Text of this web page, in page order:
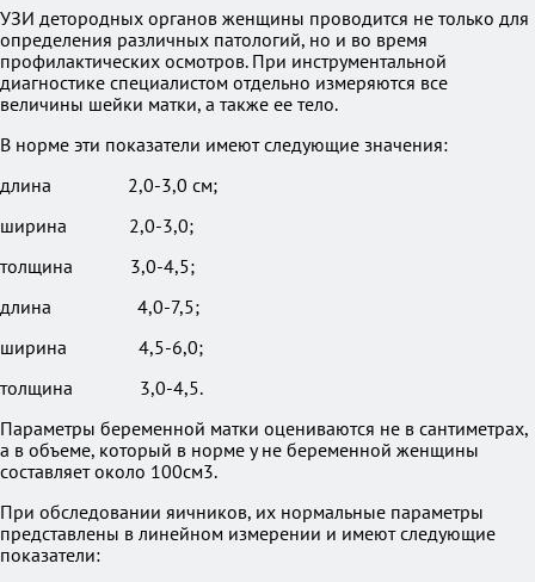
УЗИ детородных органов женщины проводится не только для
определения различных патологий, но и во время
профилактических осмотров. При инструментальной
диагностике специалистом отдельно измеряются все
величины шейки матки, а также ее тело.
В норме эти показатели имеют следующие значения:
длина 2,0-3,0 см;
ширина 2,0-3,0;
толщина 3,0-4,5;
длина 4,0-7,5;
ширина 4,5-6,0;
толщина 3,0-4,5.
Параметры беременной матки оцениваются не в сантиметрах,
а в объеме, который в норме у не беременной женщины
составляет около 100см3.
При обследовании яичников, их нормальные параметры
представлены в линейном измерении и имеют следующие
показатели: